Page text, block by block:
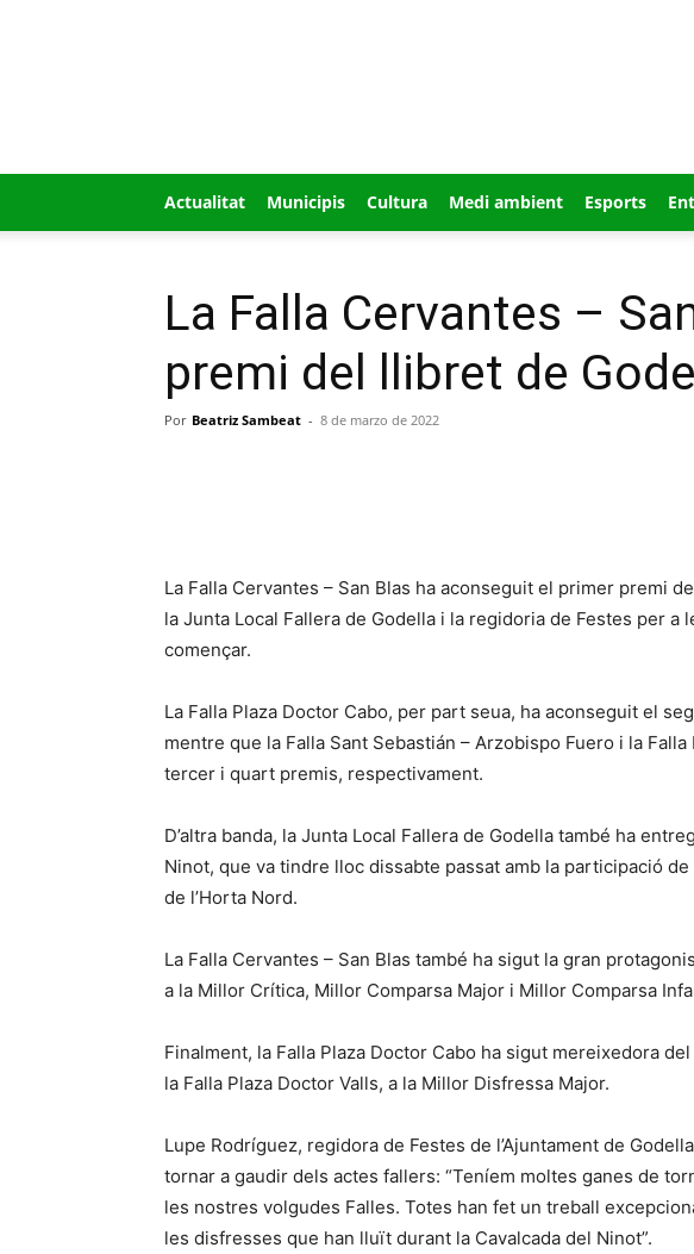
Actualitat Municipis Cultura Medi ambient Esports
La Falla Cervantes –
premi del llibret de
Por Beatriz Sambeat - 8 de marzo de 2022
La Falla Cervantes – San Blas ha aconseguit el primer premi
la Junta Local Fallera de Godella i la regidoria de Festes per a
començar.
La Falla Plaza Doctor Cabo, per part seua, ha aconseguit el
mentre que la Falla Sant Sebastián – Arzobispo Fuero i la
tercer i quart premis, respectivament.
D’altra banda, la Junta Local Fallera de Godella també ha
Ninot, que va tindre lloc dissabte passat amb la participació
de l’Horta Nord.
La Falla Cervantes – San Blas també ha sigut la gran
a la Millor Crítica, Millor Comparsa Major i Millor Comparsa
Finalment, la Falla Plaza Doctor Cabo ha sigut mereixedora
la Falla Plaza Doctor Valls, a la Millor Disfressa Major.
Lupe Rodríguez, regidora de Festes de l’Ajuntament de
tornar a gaudir dels actes fallers: “Teníem moltes ganes de
les nostres volgudes Falles. Totes han fet un treball
les disfresses que han lluït durant la Cavalcada del Ninot”.